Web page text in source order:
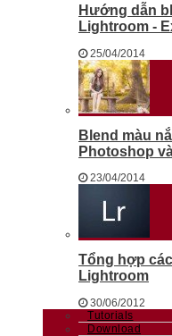
Hướng dẫn
Lightroom -
25/04/2014
Blend màu
Photoshop
23/04/2014
Tổng hợp
Lightroom
30/06/2012
Tutorials
Download